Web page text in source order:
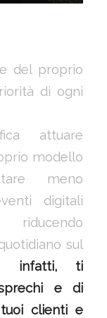
del proprio
di ogni
attuare
modello
meno
digitali
sul
infatti, ti
e di
clienti e